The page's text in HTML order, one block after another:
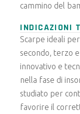
cammino del
INDICAZIONI
Scarpe ideali
secondo, terzo
innovativo e
nella fase di
studiato per
favorire il